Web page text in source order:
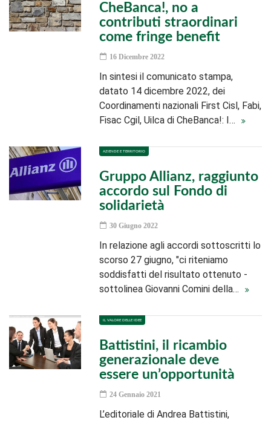
CheBanca!, no a
contributi straordinari
come fringe benefit
16 Dicembre 2022
In sintesi il comunicato stampa,
datato 14 dicembre 2022, dei
Coordinamenti nazionali First Cisl, Fabi,
Fisac Cgil, Uilca di CheBanca!: I…
AZIENDE E TERRITORIO
Gruppo Allianz, raggiunto
accordo sul Fondo di
solidarietà
30 Giugno 2022
In relazione agli accordi sottoscritti lo
scorso 27 giugno, "ci riteniamo
soddisfatti del risultato ottenuto -
sottolinea Giovanni Comini della…
IL VALORE DELLE IDEE
Battistini, il ricambio
generazionale deve
essere un’opportunità
24 Gennaio 2021
L’editoriale di Andrea Battistini,